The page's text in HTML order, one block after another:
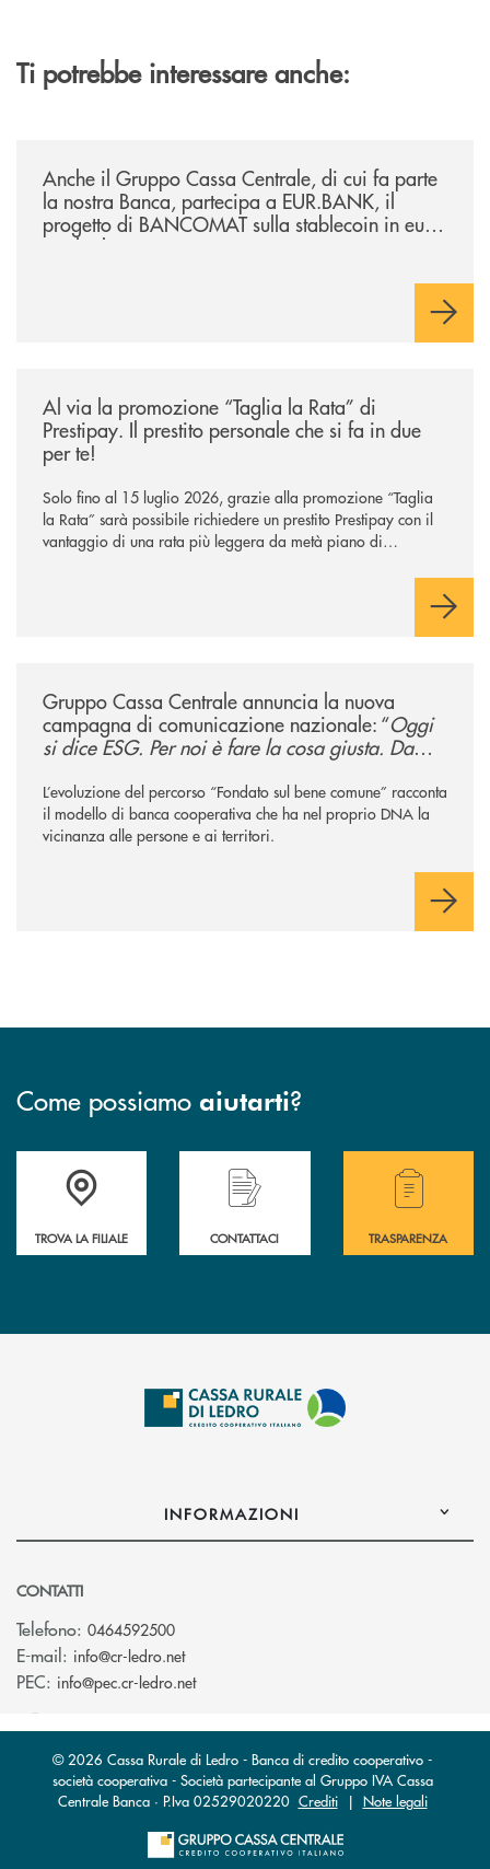
Ti potrebbe interessare anche:
Anche il Gruppo Cassa Centrale, di cui fa parte
la nostra Banca, partecipa a EUR.BANK, il
progetto di BANCOMAT sulla stablecoin in euro
e sul relativo ecosistema
Al via la promozione “Taglia la Rata” di
Prestipay. Il prestito personale che si fa in due
per te!
Solo fino al 15 luglio 2026, grazie alla promozione “Taglia
la Rata” sarà possibile richiedere un prestito Prestipay con il
vantaggio di una rata più leggera da metà piano di
Gruppo Cassa Centrale annuncia la nuova
campagna di comunicazione nazionale: “Oggi
si dice ESG. Per noi è fare la cosa giusta. Da
L’evoluzione del percorso “Fondato sul bene comune” racconta
il modello di banca cooperativa che ha nel proprio DNA la
vicinanza alle persone e ai territori.
Come possiamo aiutarti?
Accedi all' elenco completo delle filiali .
TROVA LA FILIALE
Hai bisogno di assistenza immediata?
CONTATTACI
Hai bisogno di
TRASPARENZA
INFORMAZIONI
CONTATTI
Telefono: 0464592500
E-mail: info@cr-ledro.net(si apre l’app di posta elettronica)
PEC: info@pec.cr-ledro.net(si apre l’app di posta elettronica)
© 2026 Cassa Rurale di Ledro - Banca di credito cooperativo -
società cooperativa - Società partecipante al Gruppo IVA Cassa
Centrale Banca · P.Iva 02529020220 Crediti| Note legali